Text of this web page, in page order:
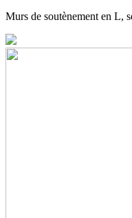
Murs de soutènement en L,